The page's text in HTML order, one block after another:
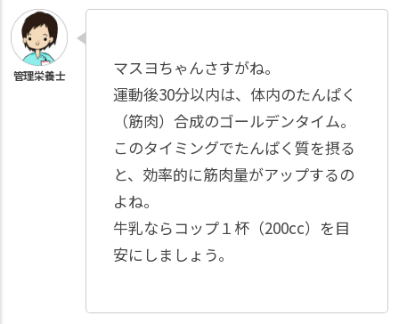
マスヨちゃんさすがね。
運動後30分以内は、体内のたんぱく
（筋肉）合成のゴールデンタイム。
このタイミングでたんぱく質を摂る
と、効率的に筋肉量がアップするの
よね。
牛乳ならコップ１杯（200cc）を目
安にしましょう。